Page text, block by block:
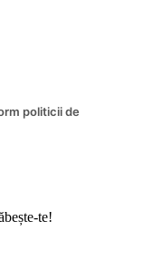
politicii de
te!